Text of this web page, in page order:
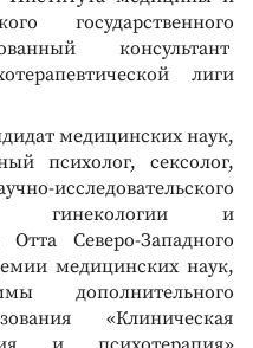
государственного
консультант
лиги
медицинских наук,
психолог, сексолог,
исследовательского
гинекологии и
Северо-Западного
медицинских наук,
дополнительного
«Клиническая